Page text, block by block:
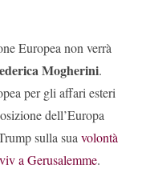
Europea non verrà
Mogherini.
per gli affari esteri
dell’Europa
sulla sua volontà
a Gerusalemme.